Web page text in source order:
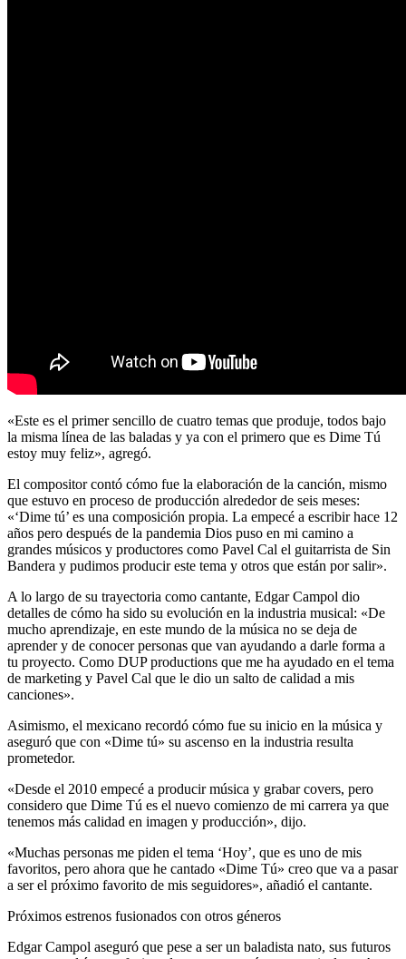
«Este es el primer sencillo de cuatro temas que produje, todos bajo
la misma línea de las baladas y ya con el primero que es Dime Tú
estoy muy feliz», agregó.
El compositor contó cómo fue la elaboración de la canción, mismo
que estuvo en proceso de producción alrededor de seis meses:
«‘Dime tú’ es una composición propia. La empecé a escribir hace 12
años pero después de la pandemia Dios puso en mi camino a
grandes músicos y productores como Pavel Cal el guitarrista de Sin
Bandera y pudimos producir este tema y otros que están por salir».
A lo largo de su trayectoria como cantante, Edgar Campol dio
detalles de cómo ha sido su evolución en la industria musical: «De
mucho aprendizaje, en este mundo de la música no se deja de
aprender y de conocer personas que van ayudando a darle forma a
tu proyecto. Como DUP productions que me ha ayudado en el tema
de marketing y Pavel Cal que le dio un salto de calidad a mis
canciones».
Asimismo, el mexicano recordó cómo fue su inicio en la música y
aseguró que con «Dime tú» su ascenso en la industria resulta
prometedor.
«Desde el 2010 empecé a producir música y grabar covers, pero
considero que Dime Tú es el nuevo comienzo de mi carrera ya que
tenemos más calidad en imagen y producción», dijo.
«Muchas personas me piden el tema ‘Hoy’, que es uno de mis
favoritos, pero ahora que he cantado «Dime Tú» creo que va a pasar
a ser el próximo favorito de mis seguidores», añadió el cantante.
Próximos estrenos fusionados con otros géneros
Edgar Campol aseguró que pese a ser un baladista nato, sus futuros